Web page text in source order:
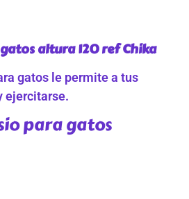
altura 120 ref Chika
gatos le permite a tus
ejercitarse.
para gatos